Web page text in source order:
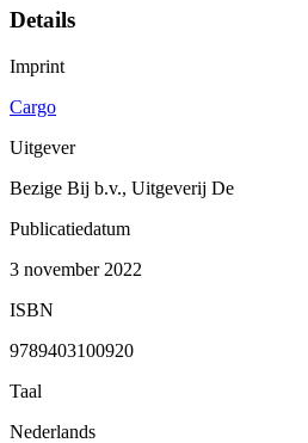
Details
Imprint
Cargo
Uitgever
Bezige Bij b.v., Uitgeverij De
Publicatiedatum
3 november 2022
ISBN
9789403100920
Taal
Nederlands